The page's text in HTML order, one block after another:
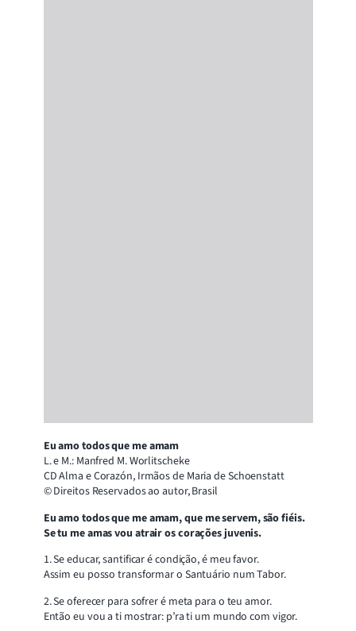
Eu amo todos que me amam
L. e M.: Manfred M. Worlitscheke
CD Alma e Corazón, Irmãos de Maria de Schoenstatt
© Direitos Reservados ao autor, Brasil
Eu amo todos que me amam, que me servem, são fiéis.
Se tu me amas vou atrair os corações juvenis.
1. Se educar, santificar é condição, é meu favor.
Assim eu posso transformar o Santuário num Tabor.
2. Se oferecer para sofrer é meta para o teu amor.
Então eu vou a ti mostrar: p’ra ti um mundo com vigor.